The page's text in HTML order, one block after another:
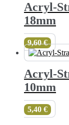
Acryl-
18mm
9,60€
Acryl-
10mm
5,40 €